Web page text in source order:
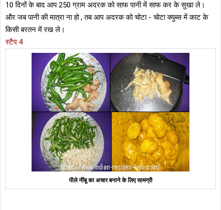
10 दिनों के बाद आप 250 ग्राम अदरक को साफ पानी में साफ कर के सुखा ले।
और जब पानी की मात्रा ना हो , तब आप अदरक को चोटा - चोटा क्युब्स में काट के
किसी बरतन में रख ले।
स्टैप 4
पीले नींबू का अचार बनाने के लिए सामग्री